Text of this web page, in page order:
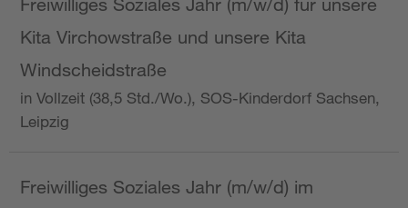
Kita Virchowstraße und unsere Kita
Windscheidstraße
in Vollzeit (38,5 Std./Wo.), SOS-Kinderdorf Sachsen,
Leipzig
Freiwilliges Soziales Jahr (m/w/d) im